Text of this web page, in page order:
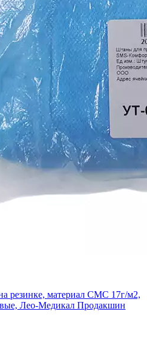
резинке, материал СМС 17г/м2,
Лео-Медикал Продакшин